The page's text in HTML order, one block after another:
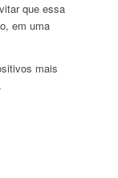
que essa
em uma
mais